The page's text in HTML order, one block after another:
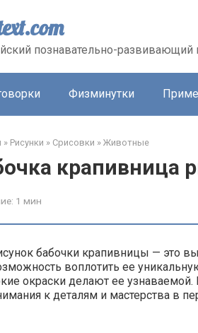
познавательно-развивающий
Физминутки
» Рисунки » Срисовки » Животные
крапивница
1 мин
бабочки крапивницы — это
воплотить ее
окраски делают ее
к деталям и мастерства в